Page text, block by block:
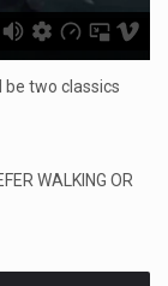
be two classics
WALKING OR